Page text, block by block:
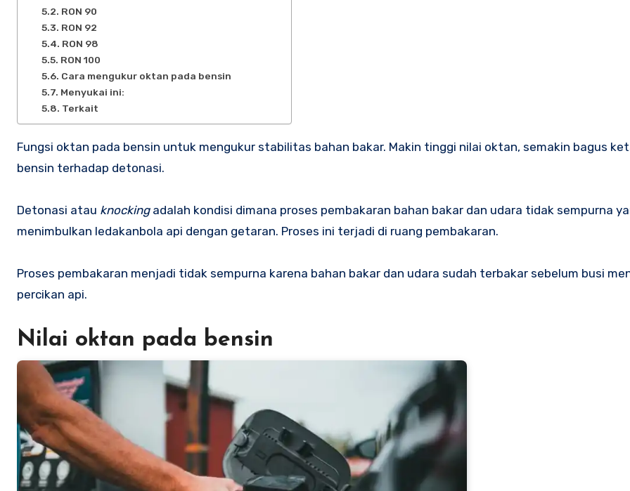
RON 90
RON 92
RON 98
RON 100
Cara mengukur oktan pada bensin
Menyukai ini:
Terkait
Fungsi oktan pada bensin untuk mengukur stabilitas bahan bakar. Makin tinggi nilai oktan, semakin bagus ketahanan
bensin terhadap detonasi.
Detonasi atau knockingadalah kondisi dimana proses pembakaran bahan bakar dan udara tidak sempurna
menimbulkan ledakanbola api dengan getaran. Proses ini terjadi di ruang pembakaran.
Proses pembakaran menjadi tidak sempurna karena bahan bakar dan udara sudah terbakar sebelum busi
percikan api.
Nilai oktan pada bensin